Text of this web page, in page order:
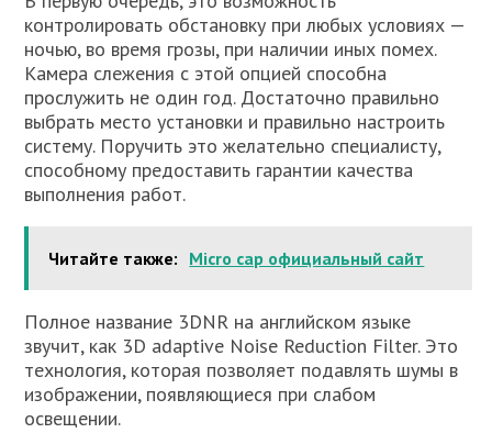
контролировать обстановку при любых условиях —
ночью, во время грозы, при наличии иных помех.
Камера слежения с этой опцией способна
прослужить не один год. Достаточно правильно
выбрать место установки и правильно настроить
систему. Поручить это желательно специалисту,
способному предоставить гарантии качества
выполнения работ.
Читайте также: Micro cap официальный сайт
Полное название 3DNR на английском языке
звучит, как 3D adaptive Noise Reduction Filter. Это
технология, которая позволяет подавлять шумы в
изображении, появляющиеся при слабом
освещении.